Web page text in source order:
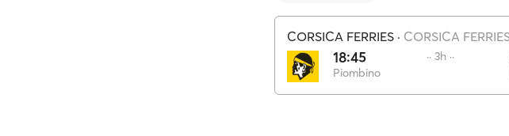
CORSICA FERRIES · CORSICA
18:45
Piombino
·· 3h ··